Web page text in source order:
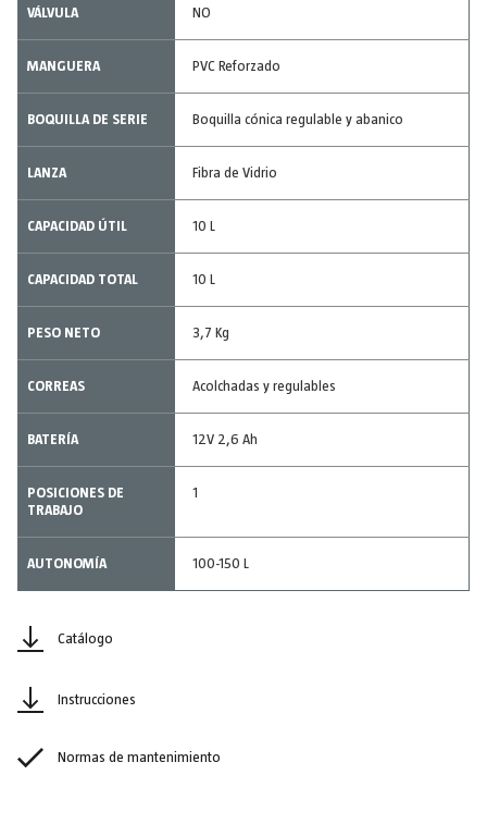
VÁLVULA NO
MANGUERA PVC Reforzado
BOQUILLA DE SERIE Boquilla cónica regulable y abanico
LANZA Fibra de Vidrio
CAPACIDAD ÚTIL 10 L
CAPACIDAD TOTAL 10 L
PESO NETO 3,7 Kg
CORREAS Acolchadas y regulables
BATERÍA 12V 2,6 Ah
POSICIONES DE
TRABAJO
1
AUTONOMÍA 100-150 L
Catálogo
Instrucciones
Normas de mantenimiento